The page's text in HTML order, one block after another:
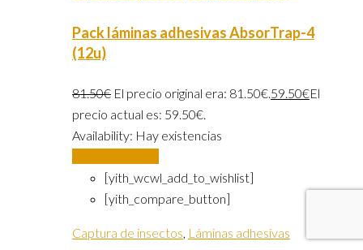
Pack láminas adhesivas AbsorTrap-4
(12u)
81.50€ El precio original era: 81.50€.59.50€El
precio actual es: 59.50€.
Availability: Hay existencias
[yith_wcwl_add_to_wishlist]
[yith_compare_button]
Captura de insectos, Láminas adhesivas